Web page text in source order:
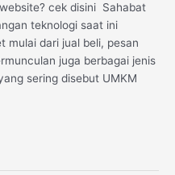
cek disini Sahabat
teknologi saat ini
mulai dari jual beli, pesan
juga berbagai jenis
sering disebut UMKM